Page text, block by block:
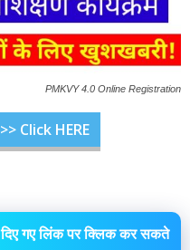
PMKVY 4.0 Online Registration
Click HERE
गए लिंक पर क्लिक कर सकते